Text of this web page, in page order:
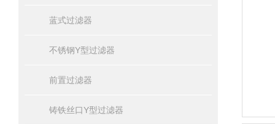
蓝式过滤器
不锈钢Y型过滤器
前置过滤器
铸铁丝口Y型过滤器